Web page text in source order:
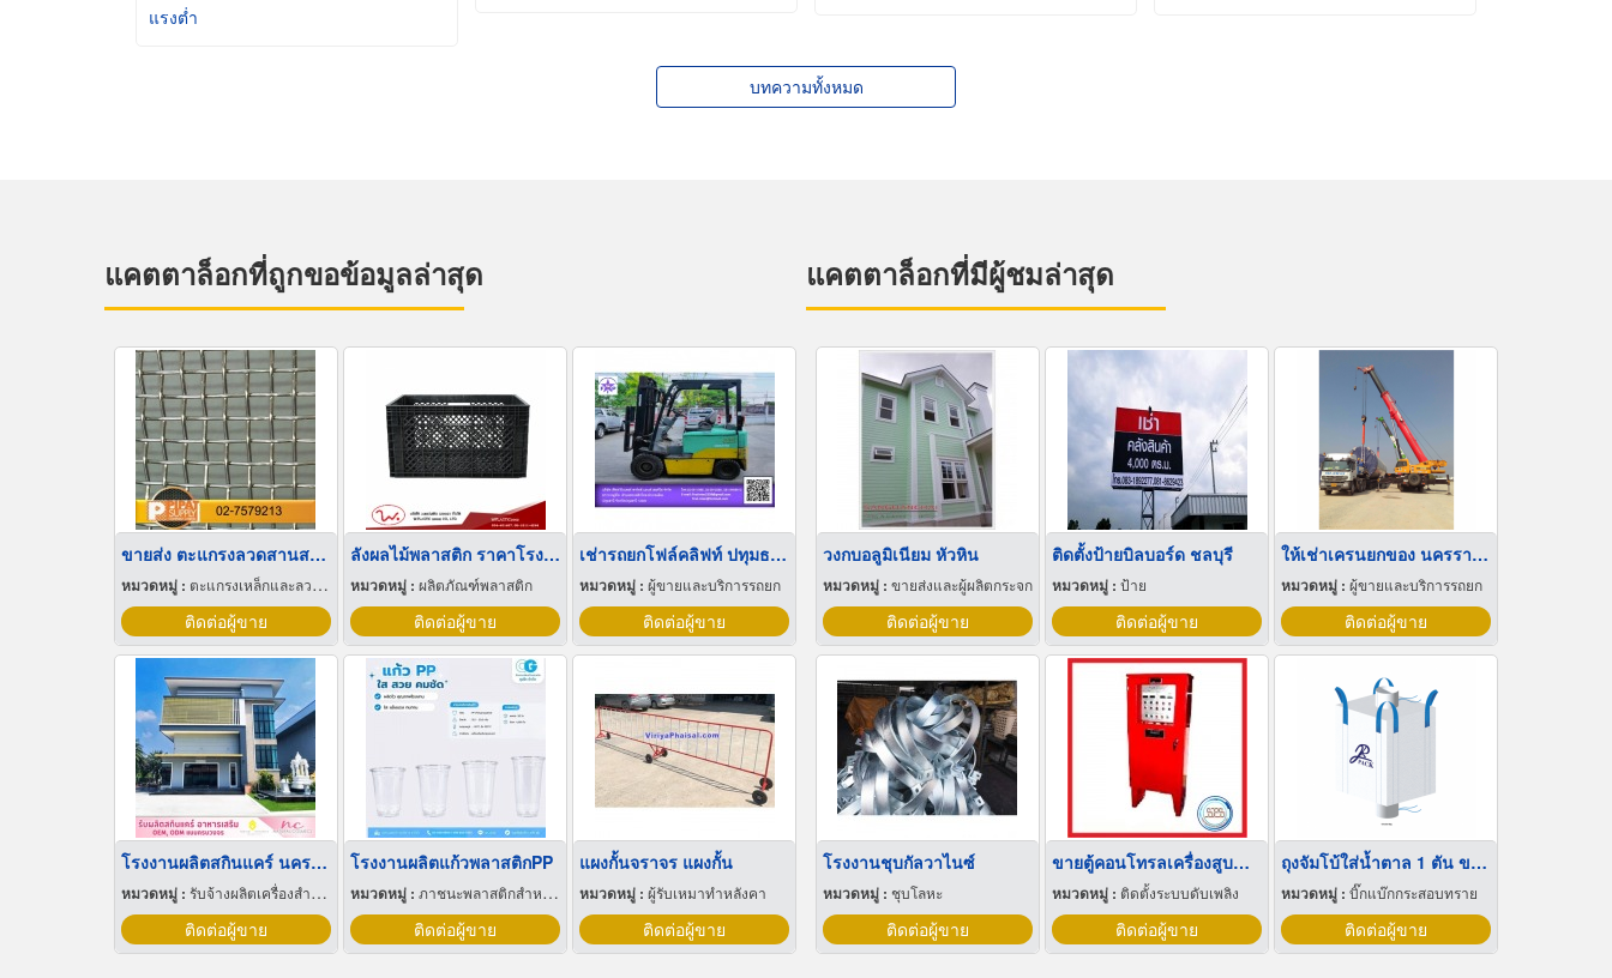
แรงต่ำ
บทความทั้งหมด
แคตตาล็อกที่ถูกขอข้อมูลล่าสุด
ขายส่ง ตะแกรงลวดสานสแตนเลส
หมวดหมู่ : ตะแกรงเหล็กและลวดตาข่าย
ติดต่อผู้ขาย
ลังผลไม้พลาสติก ราคาโรงงาน
หมวดหมู่ : ผลิตภัณฑ์พลาสติก
ติดต่อผู้ขาย
เช่ารถยกโฟล์คลิฟท์ ปทุมธานี
หมวดหมู่ :ผู้ขายและบริการรถยก
ติดต่อผู้ขาย
โรงงานผลิตสกินแคร์ นครปฐม
หมวดหมู่ : รับจ้างผลิตเครื่องสำอาง
ติดต่อผู้ขาย
โรงงานผลิตแก้วพลาสติกPP
หมวดหมู่ : ภาชนะพลาสติกสำหรับบรรจุ
ติดต่อผู้ขาย
แผงกั้นจราจร แผงกั้น
หมวดหมู่ :ผู้รับเหมาทำหลังคา
ติดต่อผู้ขาย
แคตตาล็อกที่มีผู้ชมล่าสุด
วงกบอลูมิเนียม หัวหิน
หมวดหมู่ : ขายส่งและผู้ผลิตกระจก
ติดต่อผู้ขาย
ติดตั้งป้ายบิลบอร์ด ชลบุรี
หมวดหมู่ : ป้าย
ติดต่อผู้ขาย
ให้เช่าเครนยกของ นครราชสีมา
หมวดหมู่ :ผู้ขายและบริการรถยก
ติดต่อผู้ขาย
โรงงานชุบกัลวาไนซ์
หมวดหมู่ : ชุบโลหะ
ติดต่อผู้ขาย
ขายตู้คอนโทรลเครื่องสูบน้ำดับเพลิง ชนิดดีเซลล์
หมวดหมู่ : ติดตั้งระบบดับเพลิง
ติดต่อผู้ขาย
ถุงจัมโบ้ใส่น้ำตาล 1 ตัน ขนาด 90x90x120-130 cm
หมวดหมู่ :บิ๊กแบ๊กกระสอบทราย
ติดต่อผู้ขาย